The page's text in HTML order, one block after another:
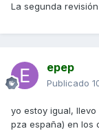
La segunda
epep
Publicado
yo estoy igual,
pza españa) en los